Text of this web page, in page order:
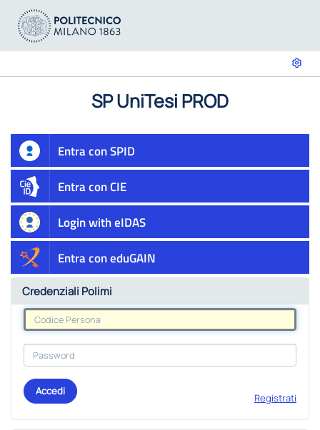
SP UniTesi PROD
Entra con SPID
Entra con CIE
Login with eIDAS
Entra con eduGAIN
Credenziali Polimi
Accedi
Registrati